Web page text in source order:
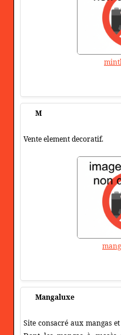
M
Vente element decoratif.
Mangaluxe
Site consacré aux mangas